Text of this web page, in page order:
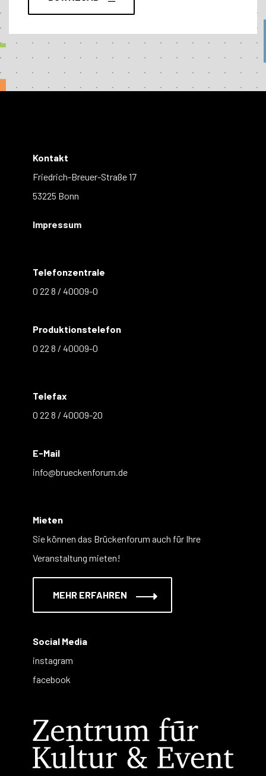
Kontakt
Friedrich-Breuer-Straße 17
53225 Bonn
Impressum
Telefonzentrale
0 22 8 / 40009-0
Produktionstelefon
0 22 8 / 40009-0
Telefax
0 22 8 / 40009-20
E-Mail
info@brueckenforum.de
Mieten
Sie können das Brückenforum auch für Ihre
Veranstaltung mieten!
MEHR ERFAHREN
Social Media
instagram
facebook